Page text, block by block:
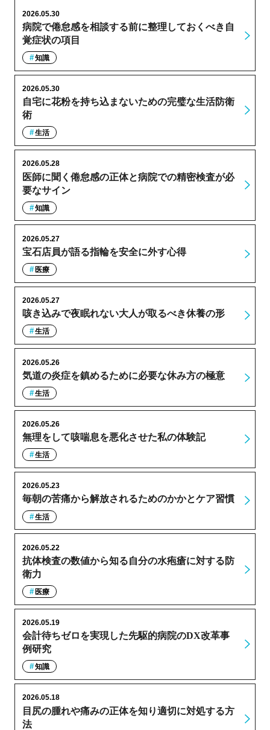
病院で倦怠感を相談する前に整理しておくべき自
覚症状の項目
2026.05.30
知識
自宅に花粉を持ち込まないための完璧な生活防衛
術
2026.05.30
生活
医師に聞く倦怠感の正体と病院での精密検査が必
要なサイン
2026.05.28
知識
宝石店員が語る指輪を安全に外す心得
2026.05.27
医療
咳き込みで夜眠れない大人が取るべき休養の形
2026.05.27
生活
気道の炎症を鎮めるために必要な休み方の極意
2026.05.26
生活
無理をして咳喘息を悪化させた私の体験記
2026.05.26
生活
毎朝の苦痛から解放されるためのかかとケア習慣
2026.05.23
生活
抗体検査の数値から知る自分の水疱瘡に対する防
衛力
2026.05.22
医療
会計待ちゼロを実現した先駆的病院のDX改革事
例研究
2026.05.19
知識
目尻の腫れや痛みの正体を知り適切に対処する方
法
2026.05.18